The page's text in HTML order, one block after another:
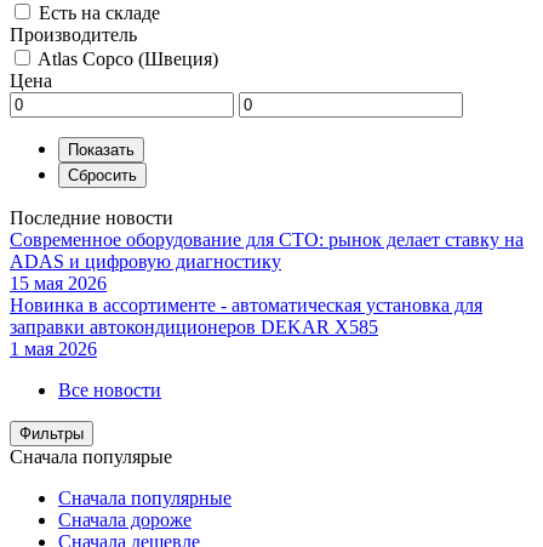
Есть на складе
Производитель
Atlas Copco (Швеция)
Цена
Последние новости
Современное оборудование для СТО: рынок делает ставку на
ADAS и цифровую диагностику
15 мая 2026
Новинка в ассортименте - автоматическая установка для
заправки автокондиционеров DEKAR X585
1 мая 2026
Все новости
Фильтры
Сначала популярые
Сначала популярные
Сначала дороже
Сначала дешевле